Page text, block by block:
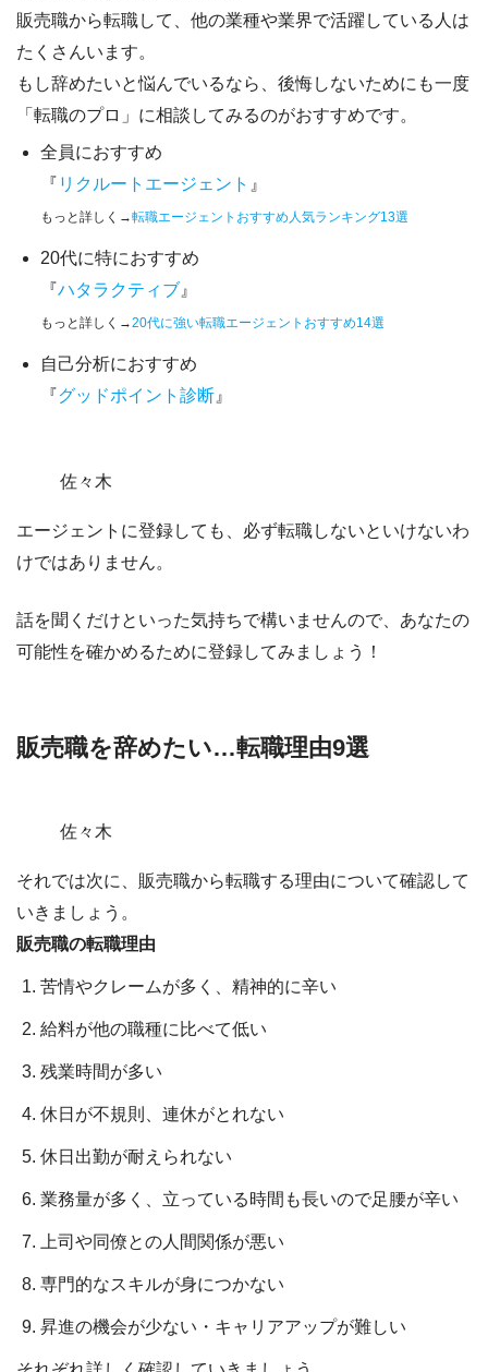
販売職から転職して、他の業種や業界で活躍している人は
たくさんいます。
もし辞めたいと悩んでいるなら、 後悔しないためにも一度
「転職のプロ」に相談してみるのがおすすめです。
全員におすすめ
『 リクルートエージェント 』
もっと詳しく→転職エージェントおすすめ人気ランキング13選
20代に特におすすめ
『ハタラクティブ』
もっと詳しく→20代に強い転職エージェントおすすめ14選
自己分析におすすめ
『 グッドポイント診断』
佐々木
エージェントに登録しても、必ず転職しないといけないわ
けではありません。
話を聞くだけといった気持ちで構いませんので、あなたの
可能性を確かめるために登録してみましょう！
販売職を辞めたい…転職理由9選
佐々木
それでは次に、販売職から転職する理由について確認して
いきましょう。
販売職の転職理由
苦情やクレームが多く、精神的に辛い
給料が他の職種に比べて低い
残業時間が多い
休日が不規則、連休がとれない
休日出勤が耐えられない
業務量が多く、立っている時間も長いので足腰が辛い
上司や同僚との人間関係が悪い
専門的なスキルが身につかない
昇進の機会が少ない・キャリアアップが難しい